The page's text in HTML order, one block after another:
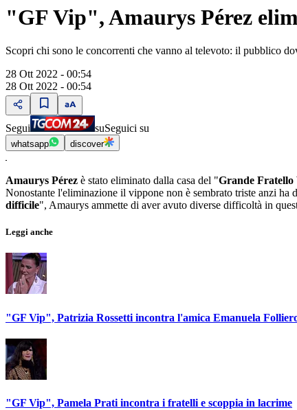
"GF Vip", Amaurys Pérez
Scopri chi sono le concorrenti che vanno al televoto: il pubblico
28 Ott 2022 - 00:54
28 Ott 2022 - 00:54
Segui suSeguici su
whatsapp discover
Amaurys Pérez è stato eliminato dalla casa del "Grande Fratello
Nonostante l'eliminazione il vippone non è sembrato triste anzi
difficile", Amaurys ammette di aver avuto diverse difficoltà in
Leggi anche
"GF Vip", Patrizia Rossetti incontra l'amica Emanuela
"GF Vip", Pamela Prati incontra i fratelli e scoppia in lacrime